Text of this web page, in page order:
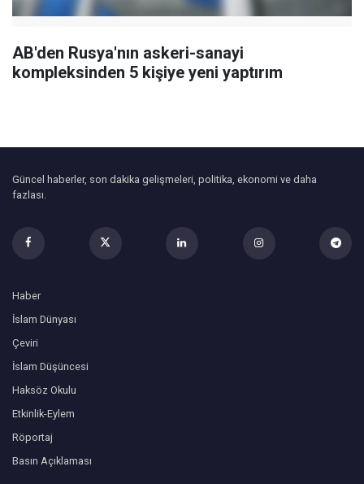
AB'den Rusya'nın askeri-sanayi
kompleksinden 5 kişiye yeni yaptırım
Güncel haberler, son dakika gelişmeleri, politika, ekonomi ve daha
fazlası.
Haber
İslam Dünyası
Çeviri
İslam Düşüncesi
Haksöz Okulu
Etkinlik-Eylem
Röportaj
Basın Açıklaması